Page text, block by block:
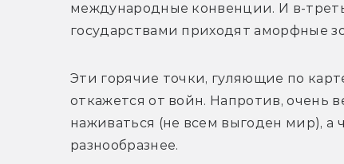
международные конвенции. И в-
государствами приходят аморфные
Эти горячие точки, гуляющие по
откажется от войн. Напротив, очень
наживаться (не всем выгоден мир), а
разнообразнее.